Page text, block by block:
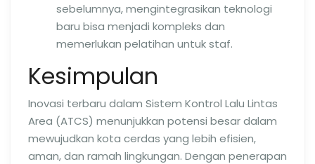
sebelumnya, mengintegrasikan teknologi
baru bisa menjadi kompleks dan
memerlukan pelatihan untuk staf.
Kesimpulan
Inovasi terbaru dalam Sistem Kontrol Lalu Lintas
Area (ATCS) menunjukkan potensi besar dalam
mewujudkan kota cerdas yang lebih efisien,
aman, dan ramah lingkungan. Dengan penerapan